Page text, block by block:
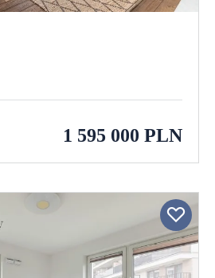
1 595 000 PLN